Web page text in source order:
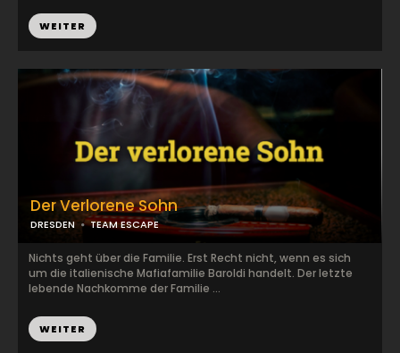
Der Verlorene Sohn
DRESDEN TEAM ESCAPE
Nichts geht über die Familie. Erst Recht nicht, wenn es sich
um die italienische Mafiafamilie Baroldi handelt. Der letzte
lebende Nachkomme der Familie ...
WEITER
WEITER